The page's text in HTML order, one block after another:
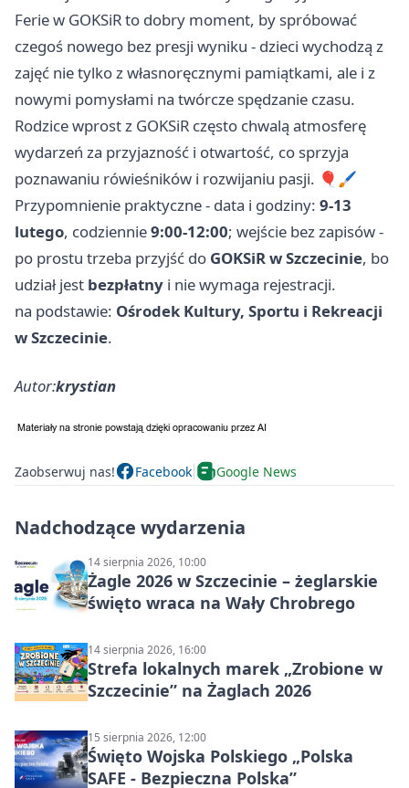
Ferie w GOKSiR to dobry moment, by spróbować
czegoś nowego bez presji wyniku - dzieci wychodzą z
zajęć nie tylko z własnoręcznymi pamiątkami, ale i z
nowymi pomysłami na twórcze spędzanie czasu.
Rodzice wprost z GOKSiR często chwalą atmosferę
wydarzeń za przyjazność i otwartość, co sprzyja
poznawaniu rówieśników i rozwijaniu pasji. 🎈🖌️
Przypomnienie praktyczne - data i godziny: 9-13
lutego, codziennie9:00-12:00; wejście bez zapisów -
po prostu trzeba przyjść do GOKSiR w Szczecinie, bo
udział jest bezpłatny i nie wymaga rejestracji.
na podstawie: Ośrodek Kultury, Sportu i Rekreacji
w Szczecinie.
Autor:krystian
Zaobserwuj nas! Facebook Google News
Nadchodzące wydarzenia
14 sierpnia 2026, 10:00
Żagle 2026 w Szczecinie – żeglarskie
święto wraca na Wały Chrobrego
14 sierpnia 2026, 16:00
Strefa lokalnych marek „Zrobione w
Szczecinie” na Żaglach 2026
15 sierpnia 2026, 12:00
Święto Wojska Polskiego „Polska
SAFE - Bezpieczna Polska”